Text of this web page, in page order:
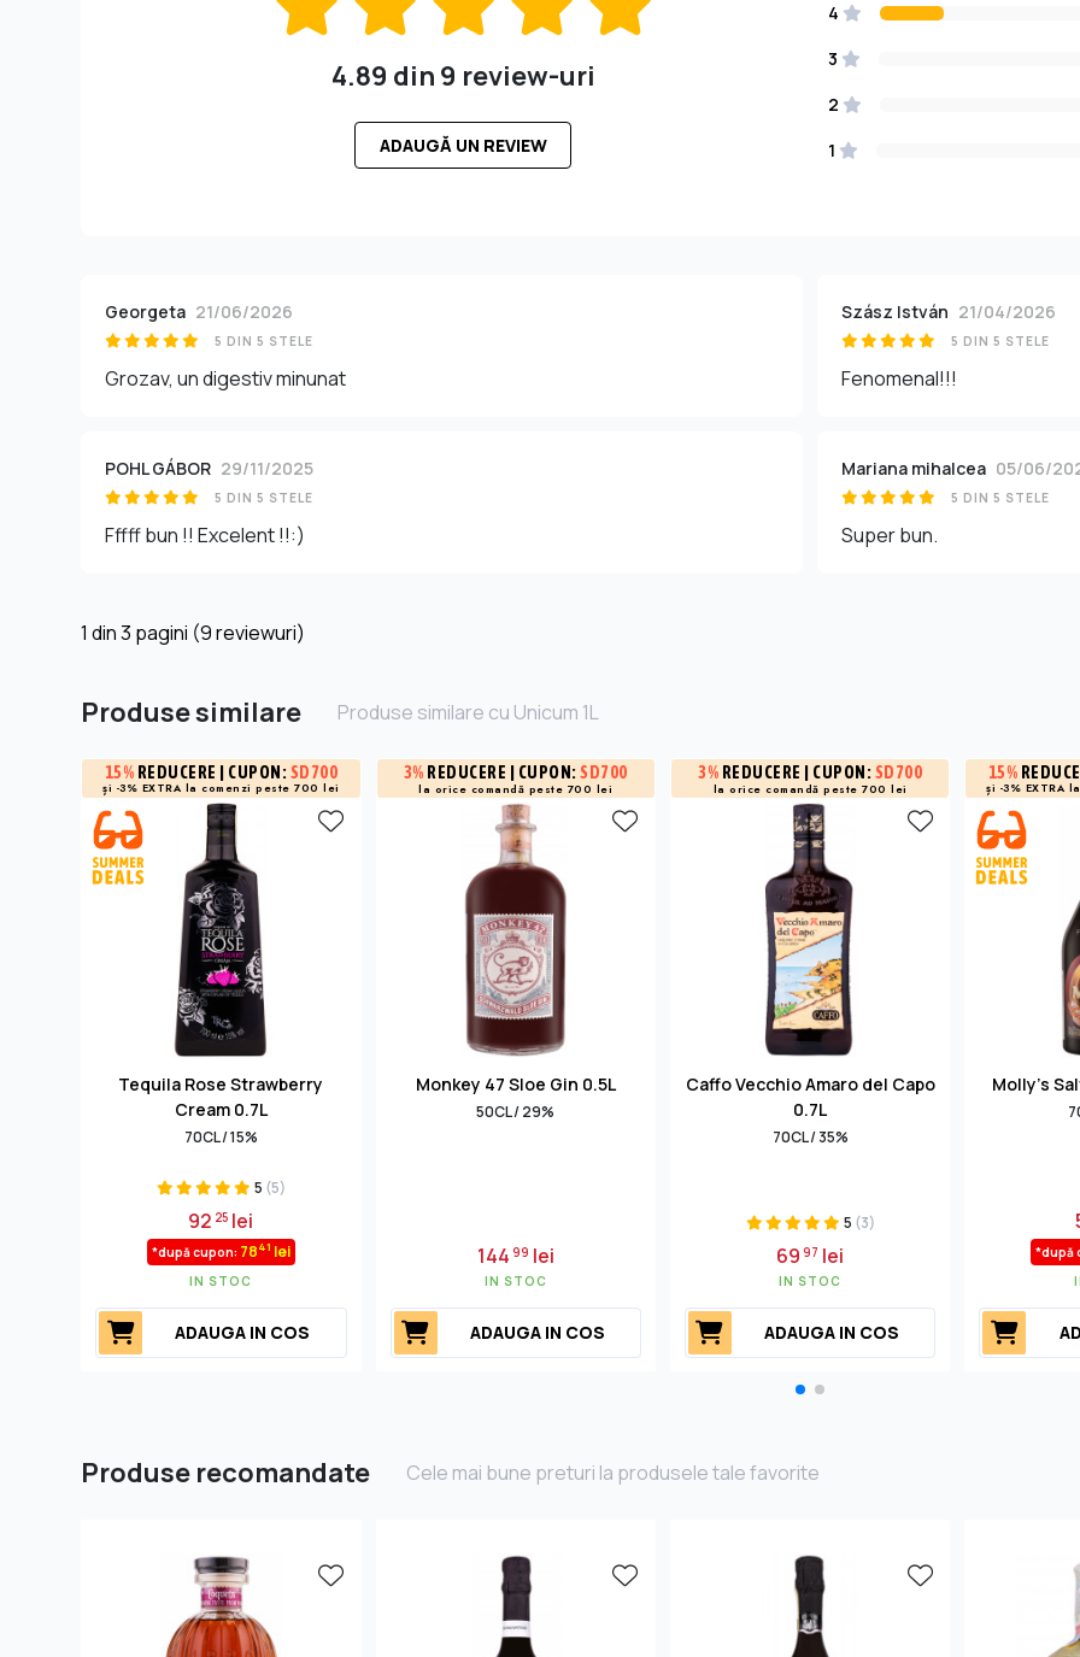
4.89 din 9 review-uri
ADAUGĂ UN REVIEW
4
3
2
1
Georgeta 21/06/2026
5 DIN 5 STELE
Grozav, un digestiv minunat
Szász István 21/04/2026
5 DIN 5 STELE
Fenomenal!!!
POHL GÁBOR 29/11/2025
5 DIN 5 STELE
Fffff bun !! Excelent !!:)
Mariana mihalcea 05/06/
5 DIN 5 STELE
Super bun.
1 din3 pagini (9 reviewuri)
Produse similare Produse similare cu Unicum 1L
15% REDUCERE | CUPON: SD700
și -3% EXTRA la comenzi peste 700 lei
Tequila Rose Strawberry
Cream 0.7L
70CL / 15%
5 (5)
9225 lei
*după cupon: 7841 lei
IN STOC
ADAUGA IN COS
3% REDUCERE | CUPON:SD700
la orice comandă peste 700 lei
Monkey 47 Sloe Gin 0.5L
50CL / 29%
14499 lei
IN STOC
ADAUGA IN COS
3% REDUCERE | CUPON: SD700
la orice comandă peste 700 lei
Caffo Vecchio Amaro del Capo
0.7L
70CL / 35%
5 (3)
6997 lei
IN STOC
ADAUGA IN COS
15%
și -3% EXTRA la
Molly's
*după
Produse recomandate Cele mai bune preturi la produsele tale favorite